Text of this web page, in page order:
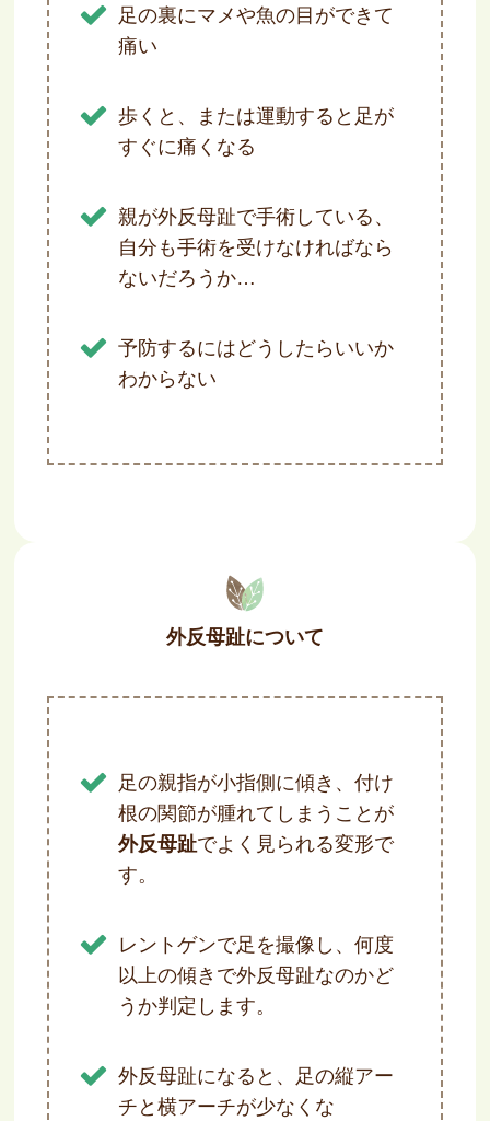
交通事故に遭われた方へ
冷え・疲れ・便秘・その他体調不良
更年期の体調不良の改善したい方へ
足の裏にマメや魚の目ができて
痛い
歩くと、または運動すると足が
すぐに痛くなる
親が外反母趾で手術している、
自分も手術を受けなければなら
ないだろうか…
予防するにはどうしたらいいか
わからない
外反母趾について
足の親指が小指側に傾き、付け
根の関節が腫れてしまうことが
外反母趾でよく見られる変形で
す。
レントゲンで足を撮像し、何度
以上の傾きで外反母趾なのかど
うか判定します。
外反母趾になると、足の縦アー
チと横アーチが少なくな